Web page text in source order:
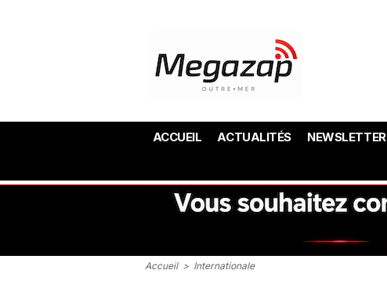
ACCUEIL ACTUALITÉS NEWSLETTER
Accueil > Internationale